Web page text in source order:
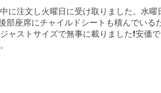
に注文し火曜日に受け取りました。水
部座席にチャイルドシートも積んでい
ャストサイズで無事に載りました❗安